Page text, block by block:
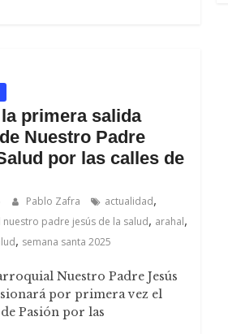
primera salida
Nuestro Padre
por las calles de
Pablo Zafra actualidad,
padre jesús de la salud, arahal,
, semana santa 2025
Nuestro Padre Jesús
por primera vez el
Pasión por las